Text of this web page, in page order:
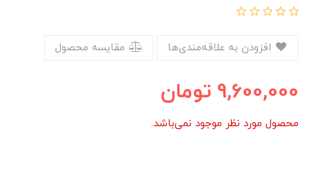
مقایسه محصول
9,600,000 تومان
محصول مورد نظر موجود نمی‌باشد.